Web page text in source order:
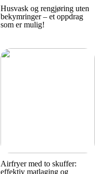
Husvask og rengjøring uten
bekymringer – et oppdrag
som er mulig!
Airfryer med to skuffer:
effektiv matlaging og